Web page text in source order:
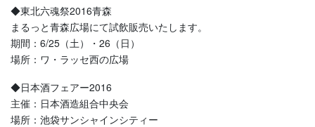
◆東北六魂祭2016青森
まるっと青森広場にて試飲販売いたします。
期間：6/25（土）・26（日）
場所：ワ・ラッセ西の広場
◆日本酒フェアー2016
主催：日本酒造組合中央会
場所：池袋サンシャインシティー